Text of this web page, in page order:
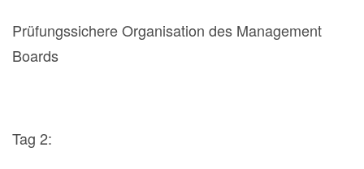
Prüfungssichere Organisation des Management
Boards
Tag 2: